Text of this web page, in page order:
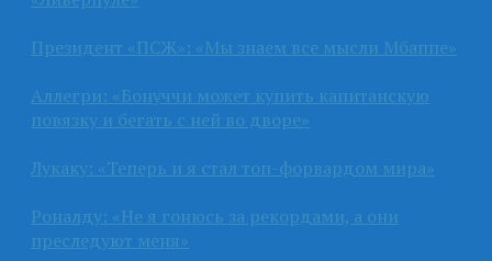
Президент «ПСЖ»: «Мы знаем все мысли Мбаппе»
Аллегри: «Бонуччи может купить капитанскую
повязку и бегать с ней во дворе»
Лукаку: «Теперь и я стал топ-форвардом мира»
Роналду: «Не я гонюсь за рекордами, а они
преследуют меня»